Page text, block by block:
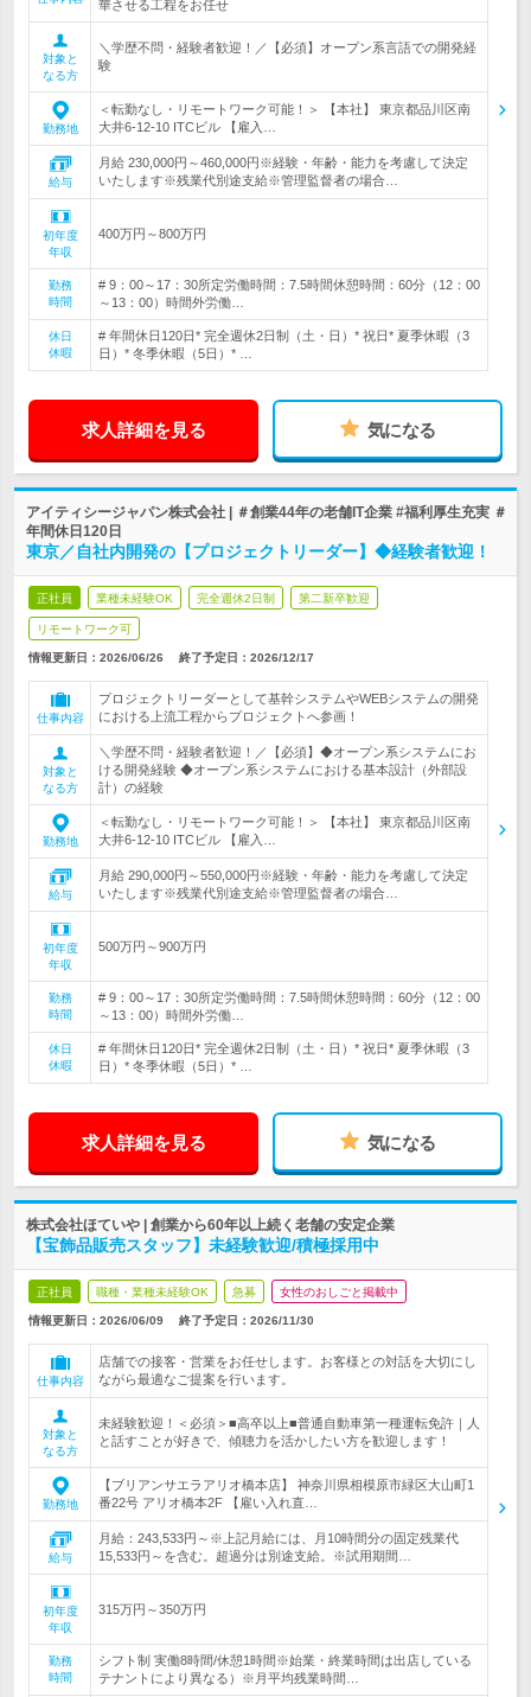
華させる工程をお任せ
対象と
なる方
＼学歴不問・経験者歓迎！／【必須】オープン系言語での開発経
験
勤務地
＜転勤なし・リモートワーク可能！＞ 【本社】 東京都品川区南
大井6-12-10 ITCビル 【雇入…
給与
月給 230,000円～460,000円※経験・年齢・能力を考慮して決定
いたします※残業代別途支給※管理監督者の場合…
初年度
年収
400万円～800万円
勤務
時間
# 9：00～17：30所定労働時間：7.5時間休憩時間：60分（12：00
～13：00）時間外労働…
休日
休暇
# 年間休日120日* 完全週休2日制（土・日）* 祝日* 夏季休暇（3
日）* 冬季休暇（5日）* …
求人詳細を見る 気になる
アイティシージャパン株式会社 | ＃創業44年の老舗IT企業 #福利厚生充実 ＃
年間休日120日
東京／自社内開発の【プロジェクトリーダー】◆経験者歓迎！
正社員 業種未経験OK 完全週休2日制 第二新卒歓迎
リモートワーク可
情報更新日：2026/06/26 終了予定日： 2026/12/17
仕事内容
プロジェクトリーダーとして基幹システムやWEBシステムの開発
における上流工程からプロジェクトへ参画！
対象と
なる方
＼学歴不問・経験者歓迎！／【必須】◆オープン系システムにお
ける開発経験 ◆オープン系システムにおける基本設計（外部設
計）の経験
勤務地
＜転勤なし・リモートワーク可能！＞ 【本社】 東京都品川区南
大井6-12-10 ITCビル 【雇入…
給与
月給 290,000円～550,000円※経験・年齢・能力を考慮して決定
いたします※残業代別途支給※管理監督者の場合…
初年度
年収
500万円～900万円
勤務
時間
# 9：00～17：30所定労働時間：7.5時間休憩時間：60分（12：00
～13：00）時間外労働…
休日
休暇
# 年間休日120日* 完全週休2日制（土・日）* 祝日* 夏季休暇（3
日）* 冬季休暇（5日）* …
求人詳細を見る 気になる
株式会社ほていや | 創業から60年以上続く老舗の安定企業
【宝飾品販売スタッフ】未経験歓迎/積極採用中
正社員 職種・業種未経験OK 急募 女性のおしごと掲載中
情報更新日：2026/06/09 終了予定日： 2026/11/30
仕事内容
店舗での接客・営業をお任せします。お客様との対話を大切にし
ながら最適なご提案を行います。
対象と
なる方
未経験歓迎！＜必須＞■高卒以上■普通自動車第一種運転免許｜人
と話すことが好きで、傾聴力を活かしたい方を歓迎します！
勤務地
【ブリアンサエラアリオ橋本店】 神奈川県相模原市緑区大山町1
番22号 アリオ橋本2F 【雇い入れ直…
給与
月給：243,533円～※上記月給には、月10時間分の固定残業代
15,533円～を含む。超過分は別途支給。※試用期間…
初年度
年収
315万円～350万円
勤務
時間
シフト制 実働8時間/休憩1時間※始業・終業時間は出店している
テナントにより異なる）※月平均残業時間…